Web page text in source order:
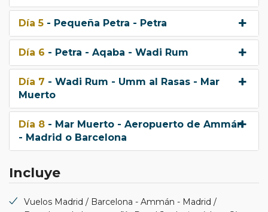
Día 5 - Pequeña Petra - Petra
Día 6 - Petra - Aqaba - Wadi Rum
Día 7 - Wadi Rum - Umm al Rasas - Mar
Muerto
Día 8 - Mar Muerto - Aeropuerto de Ammán
- Madrid o Barcelona
Incluye
Vuelos Madrid / Barcelona - Ammán - Madrid /